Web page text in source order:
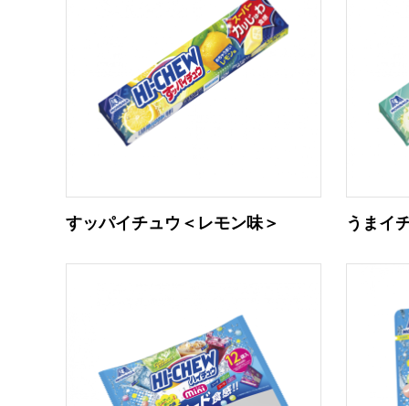
すッパイチュウ＜レモン味＞ うまイ